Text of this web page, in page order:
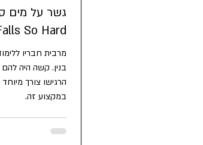
So Hard)
מרבית חבריו
בנין. קשה היה
הרגישו צורך
במקצוע זה.